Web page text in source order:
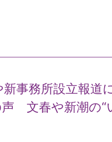
事務所設立報道
文春や新潮の“